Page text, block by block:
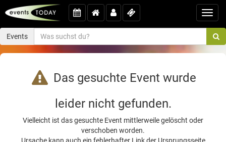
Events
Das gesuchte Event wurde
leider nicht gefunden.
Vielleicht ist das gesuchte Event mittlerweile gelöscht oder
verschoben worden.
Ursache kann auch ein fehlerhafter Link der Ursprungsseite